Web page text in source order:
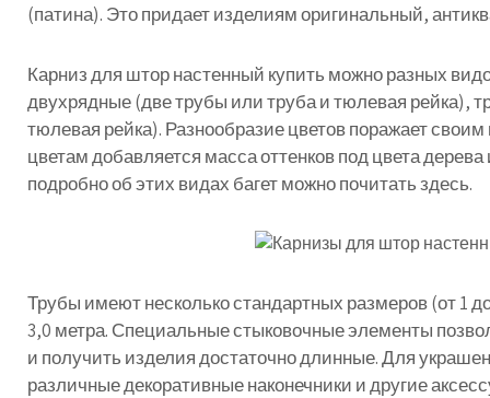
(патина). Этопридаетизделияморигинальный,
Карниздля шторнастенный купить можноразных
двухрядные(дветрубы илитрубаитюлевая рейка),
тюлевая рейка). Разнообразиецветовпоражаетсвоим
цветамдобавляется массаоттенковподцветадерева
подробно об этих видах багет можно почитать здесь.
Трубы имеютнесколькостандартных размеров(от1
3,0 метра. Специальныестыковочныеэлементы
и получить изделиядостаточнодлинные.Для
различныедекоративныенаконечники идругие